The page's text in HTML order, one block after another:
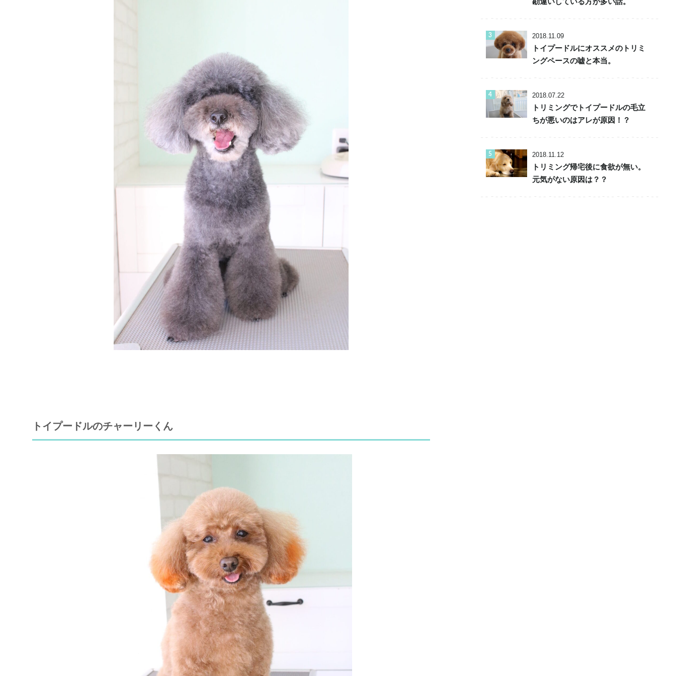
トイプードルのチャーリーくん
2018.11.09
トイプードルにオススメのトリミ
ングペースの嘘と本当。
2018.07.22
トリミングでトイプードルの毛立
ちが悪いのはアレが原因！？
2018.11.12
トリミング帰宅後に食欲が無い。
元気がない原因は？？